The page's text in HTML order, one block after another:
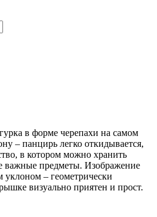
в форме черепахи на самом
– панцирь легко откидывается,
в котором можно хранить
важные предметы. Изображение
уклоном – геометрически
визуально приятен и прост.